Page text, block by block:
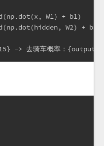
W1) + b1)
W2) + b2)
-> 去骑车概率：